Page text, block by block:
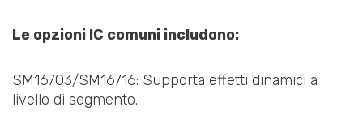
Le opzioni IC comuni includono:
SM16703/SM16716: Supporta effetti dinamici a
livello di segmento.